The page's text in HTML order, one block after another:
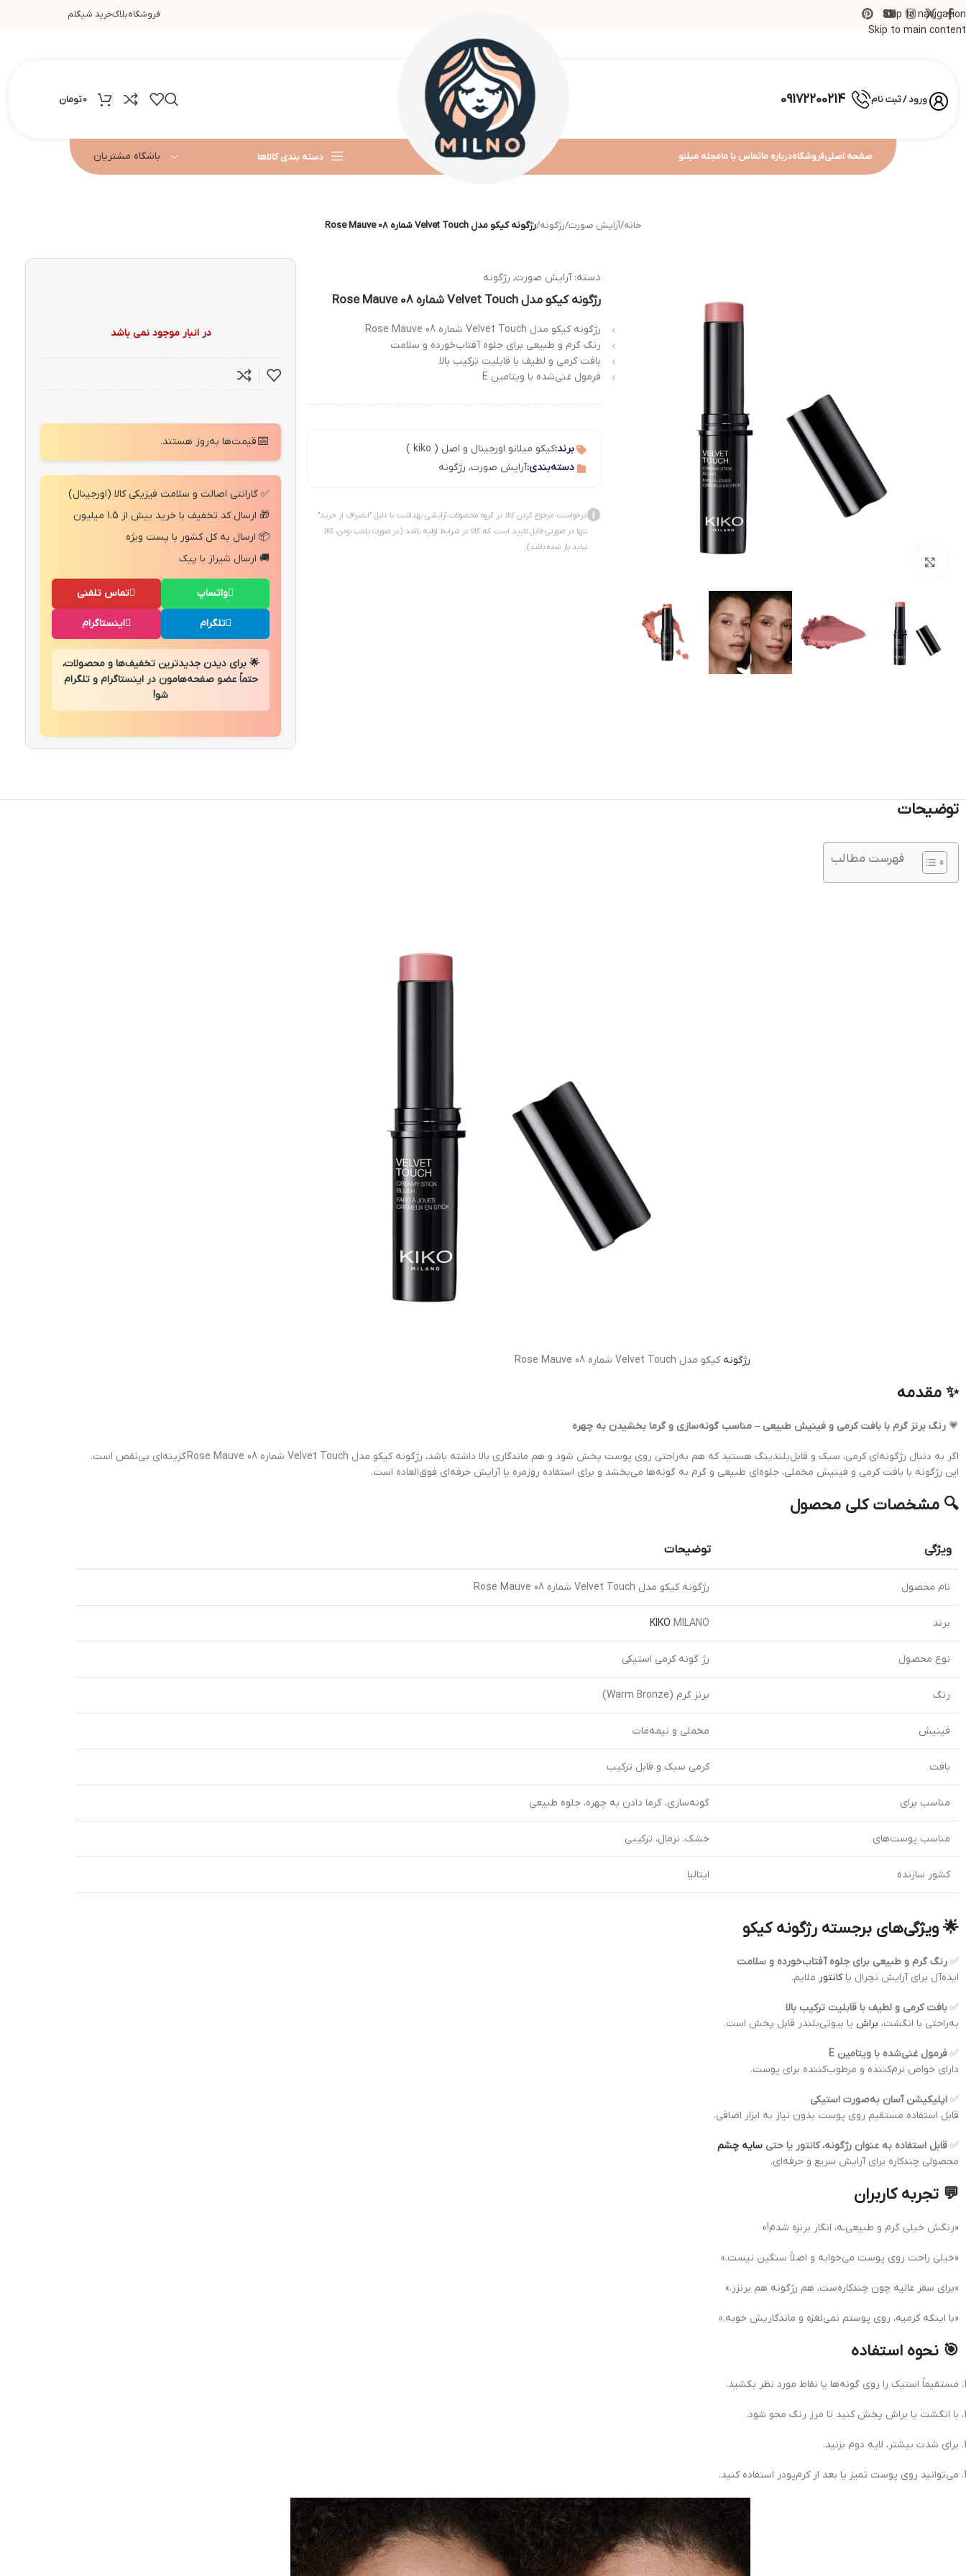
Skip to navigation
Skip to main content
فروشگاهبلاگخرید شیگلم
ورود / ثبت نام 09172200214
0تومان
صفحه اصلیفروشگاهدرباره ماتماس با مامجله میلنو دسته بندی کالاها باشگاه مشتریان
خانه/آرایش صورت/رژگونه/رژگونه کیکو مدل Velvet Touch شماره 08 Rose Mauve
دسته: آرایش صورت, رژگونه
رژگونه کیکو مدل Velvet Touch شماره 08 Rose Mauve
رژگونه کیکو مدل Velvet Touch شماره 08 Rose Mauve
رنگ گرم و طبیعی برای جلوه آفتاب‌خورده و سلامت
بافت کرمی و لطیف با قابلیت ترکیب بالا
فرمول غنی‌شده با ویتامین E
برند:کیکو میلانو اورجینال و اصل ( kiko )
دسته‌بندی:آرایش صورت، رژگونه
درخواست مرجوع کردن کالا در گروه محصولات آرایشی بهداشت با دلیل "انصراف از خرید"
تنها در صورتی قابل تایید است که کالا در شرایط اولیه باشد (در صورت پلمپ بودن، کالا
نباید باز شده باشد).
در انبار موجود نمی باشد
📅قیمت‌ها به‌روز هستند.
✅ گارانتی اصالت و سلامت فیزیکی کالا (اورجینال)
🎁 ارسال کد تخفیف با خرید بیش از 1.5 میلیون
📦 ارسال به کل کشور با پست ویژه
🚚 ارسال شیراز با پیک
تماس تلفنی واتساپ
اینستاگرام تلگرام
🌟 برای دیدن جدیدترین تخفیف‌ها و محصولات،
حتماً عضو صفحه‌هامون در اینستاگرام و تلگرام
شو!
توضیحات
فهرست مطالب
رژگونه کیکو مدل Velvet Touch شماره 08 Rose Mauve
✨ مقدمه
💗 رنگ برنز گرم با بافت کرمی و فینیش طبیعی – مناسب گونه‌سازی و گرما بخشیدن به چهره
اگر به دنبال رژگونه‌ای کرمی، سبک و قابل‌بلندینگ هستید که هم به‌راحتی روی پوست پخش شود و هم ماندگاری بالا داشته باشد، رژگونه کیکو مدل Velvet Touch شماره 08 Rose Mauve گزینه‌ای بی‌نقص است.
این رژگونه با بافت کرمی و فینیش مخملی، جلوه‌ای طبیعی و گرم به گونه‌ها می‌بخشد و برای استفاده روزمره یا آرایش حرفه‌ای فوق‌العاده است.
🔍 مشخصات کلی محصول
ویژگی توضیحات
نام محصول رژگونه کیکو مدل Velvet Touch شماره 08 Rose Mauve
برند KIKO MILANO
نوع محصول رژ گونه کرمی استیکی
رنگ برنز گرم (Warm Bronze)
فینیش مخملی و نیمه‌مات
بافت کرمی سبک و قابل ترکیب
مناسب برای گونه‌سازی، گرما دادن به چهره، جلوه طبیعی
مناسب پوست‌های خشک، نرمال، ترکیبی
کشور سازنده ایتالیا
🌟 ویژگی‌های برجسته رژگونه کیکو
✅ رنگ گرم و طبیعی برای جلوه آفتاب‌خورده و سلامت
ایده‌آل برای آرایش نچرال یاکانتور ملایم.
✅ بافت کرمی و لطیف با قابلیت ترکیب بالا
به‌راحتی با انگشت، براش یا بیوتی‌بلندر قابل پخش است.
✅ فرمول غنی‌شده با ویتامین E
دارای خواص نرم‌کننده و مرطوب‌کننده برای پوست.
✅ اپلیکیشن آسان به‌صورت استیکی
قابل استفاده مستقیم روی پوست بدون نیاز به ابزار اضافی.
✅ قابل استفاده به عنوان رژگونه، کانتور یا حتی سایه چشم
محصولی چندکاره برای آرایش سریع و حرفه‌ای.
💬 تجربه کاربران
«رنگش خیلی گرم و طبیعی‌ـه، انگار برنزه شدم!»
«خیلی راحت روی پوست می‌خوابه و اصلاً سنگین نیست.»
«برای سفر عالیه چون چندکاره‌ست، هم رژگونه هم برنزر.»
«با اینکه کرمیه، روی پوستم نمی‌لغزه و ماندگاریش خوبه.»
🎯 نحوه استفاده
مستقیماً استیک را روی گونه‌ها یا نقاط مورد نظر بکشید.
با انگشت یا براش پخش کنید تا مرز رنگ محو شود.
برای شدت بیشتر، لایه دوم بزنید.
می‌توانید روی پوست تمیز یا بعد از کرم‌پودر استفاده کنید.